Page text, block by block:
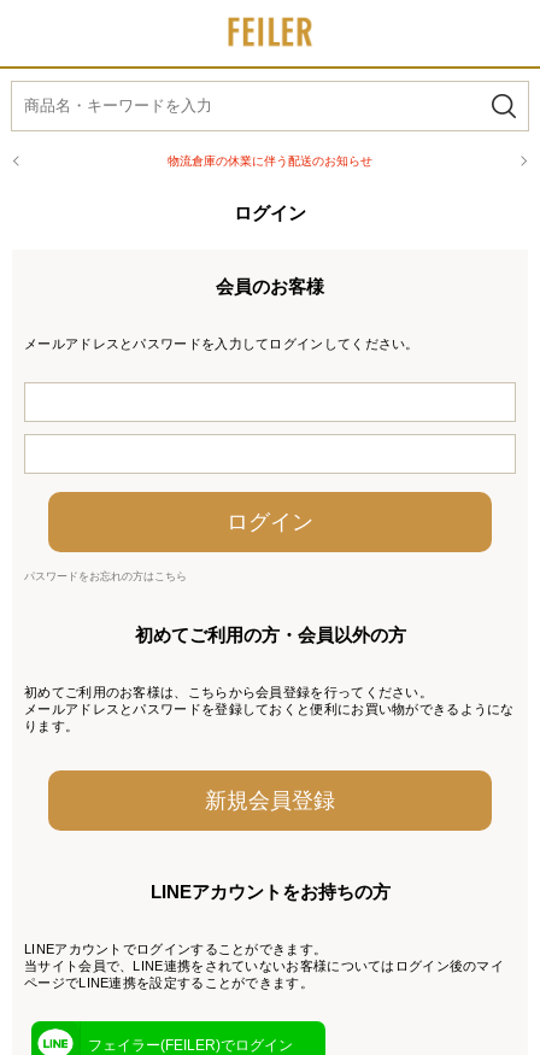
物流倉庫の休業に伴う配送のお知らせ
ログイン
会員のお客様
メールアドレスとパスワードを入力してログインしてください。
パスワードをお忘れの方はこちら
初めてご利用の方・会員以外の方
初めてご利用のお客様は、こちらから会員登録を行ってください。
メールアドレスとパスワードを登録しておくと便利にお買い物ができるようにな
ります。
LINEアカウントをお持ちの方
LINEアカウントでログインすることができます。
当サイト会員で、LINE連携をされていないお客様についてはログイン後のマイ
ページでLINE連携を設定することができます。
フェイラー(FEILER)でログイン